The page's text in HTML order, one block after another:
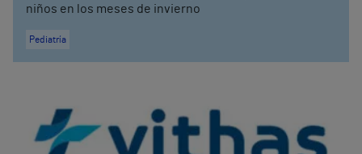
niños en los meses de invierno
Pediatría